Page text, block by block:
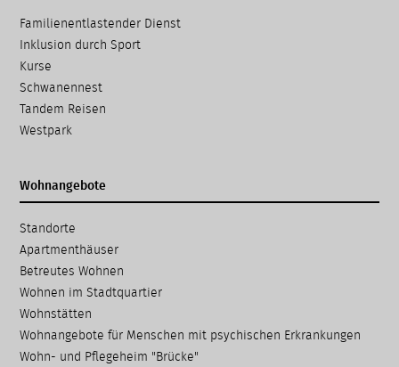
Navigation
überspringen
Familien­entlastender Dienst
Inklusion durch Sport
Kurse
Schwanennest
Tandem Reisen
Westpark
Wohnangebote
Navigation
überspringen
Standorte
Apartmenthäuser
Betreutes Wohnen
Wohnen im Stadtquartier
Wohnstätten
Wohnangebote für Menschen mit psychischen Erkrankungen
Wohn- und Pflegeheim "Brücke"